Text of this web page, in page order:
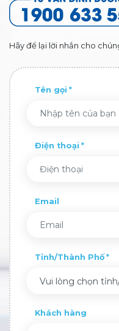
Hãy để lại lời nhắn cho
Tên gọi
Điện thoại
Email
Tỉnh/Thành Phố
Vui lòng chọn
Khách hàng